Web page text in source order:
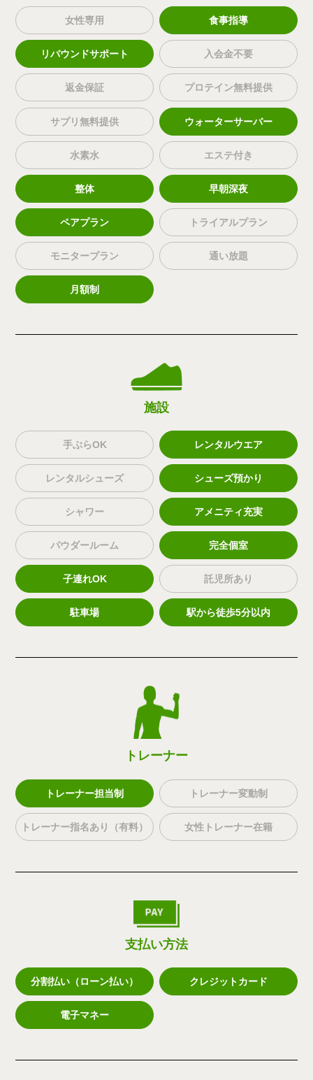
女性専用 食事指導
リバウンドサポート 入会金不要
返金保証 プロテイン無料提供
サプリ無料提供 ウォーターサーバー
水素水 エステ付き
整体 早朝深夜
ペアプラン トライアルプラン
モニタープラン 通い放題
月額制
施設
手ぶらOK レンタルウエア
レンタルシューズ シューズ預かり
シャワー アメニティ充実
パウダールーム 完全個室
子連れOK 託児所あり
駐車場 駅から徒歩5分以内
トレーナー
トレーナー担当制 トレーナー変動制
トレーナー指名あり（有料） 女性トレーナー在籍
支払い方法
分割払い（ローン払い） クレジットカード
電子マネー